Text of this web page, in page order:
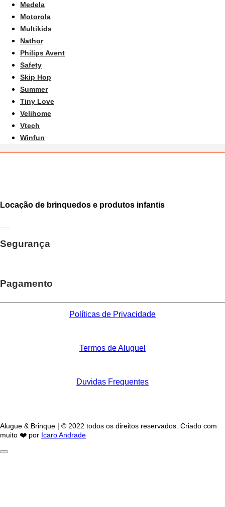
Medela
Motorola
Multikids
Nathor
Philips Avent
Safety
Skip Hop
Summer
Tiny Love
Velihome
Vtech
Winfun
Locação de brinquedos e produtos infantis
Segurança
Pagamento
Políticas de Privacidade
Termos de Aluguel
Duvidas Frequentes
Alugue & Brinque | © 2022 todos os direitos reservados. Criado com
muito ❤️ por Icaro Andrade